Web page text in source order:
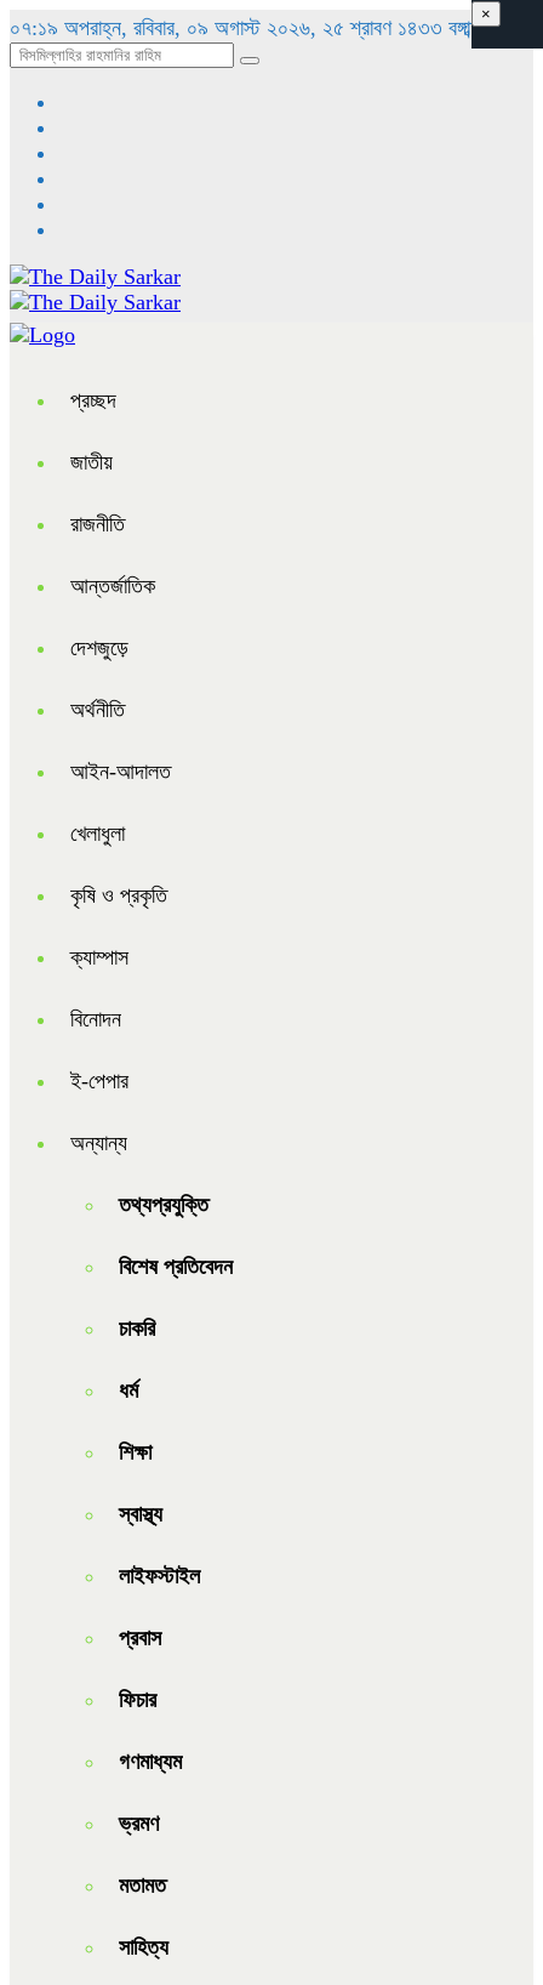
০৭:১৯ অপরাহ্ন, রবিবার, ০৯ অগাস্ট ২০২৬, ২৫ শ্রাবণ ১৪৩৩ বঙ্গাব্দ
প্রচ্ছদ
জাতীয়
রাজনীতি
আন্তর্জাতিক
দেশজুড়ে
অর্থনীতি
আইন-আদালত
খেলাধুলা
কৃষি ও প্রকৃতি
ক্যাম্পাস
বিনোদন
ই-পেপার
অন্যান্য
তথ্যপ্রযুক্তি
বিশেষ প্রতিবেদন
চাকরি
ধর্ম
শিক্ষা
স্বাস্থ্য
লাইফস্টাইল
প্রবাস
ফিচার
গণমাধ্যম
ভ্রমণ
মতামত
সাহিত্য
×